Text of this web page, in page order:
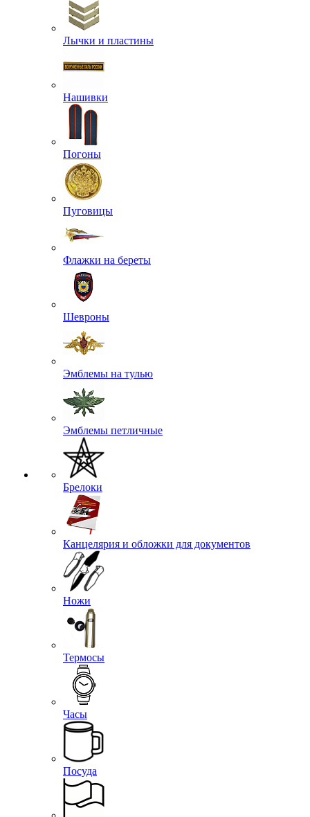
Лычки и пластины
Нашивки
Погоны
Пуговицы
Флажки на береты
Шевроны
Эмблемы на тулью
Эмблемы петличные
Брелоки
Канцелярия и обложки для документов
Ножи
Термосы
Часы
Посуда